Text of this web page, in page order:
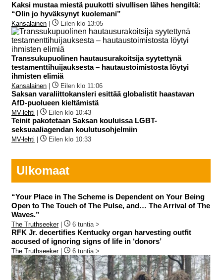
Kaksi mustaa miestä puukotti sivullisen lähes hengiltä:
“Olin jo hyväksynyt kuolemani”
Kansalainen Eilen klo 13:05
Transsukupuolinen hautausurakoitsija syytettynä
testamenttihuijauksesta – hautaustoimistosta löytyi
ihmisten elimiä
Kansalainen Eilen klo 11:06
Saksan varaliittokansleri esittää globalistit haastavan
AfD-puolueen kieltämistä
MV-lehti Eilen klo 10:43
Teinit pakotetaan Saksan kouluissa LGBT-
seksuaaliagendan koulutusohjelmiin
MV-lehti Eilen klo 10:33
Ulkomaat
“Your Place in The Scheme is Dependent on Your Being
Open to The Touch of The Pulse, and… The Arrival of The
Waves.”
The Truthseeker| 6 tuntia >
RFK Jr. decertifies Kentucky organ harvesting outfit
accused of ignoring signs of life in ‘donors’
The Truthseeker| 6 tuntia >